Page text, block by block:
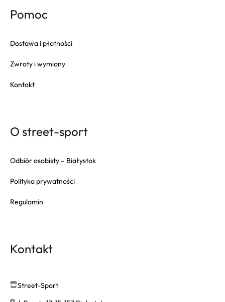
Crocs
Eastpak
Fila
Fitflop
Goorin Bros
Herschel
Jansport
Keen
Le Coq Sportif
Loungefly
Pomoc
Dostawa i płatności
Zwroty i wymiany
Kontakt
O street-sport
Odbiór osobisty – Białystok
Polityka prywatności
Regulamin
Kontakt
Street-Sport